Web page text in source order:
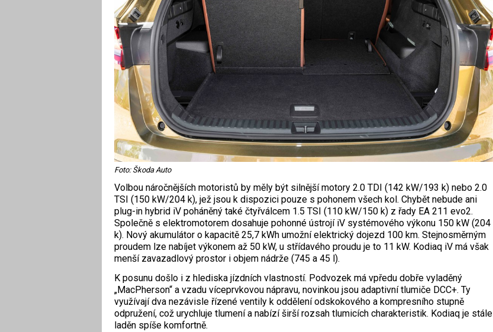
Foto: Škoda Auto
Volbou náročnějších motoristů by měly být silnější motory 2.0 TDI (142 kW/193 k) nebo 2.0
TSI (150 kW/204 k), jež jsou k dispozici pouze s pohonem všech kol. Chybět nebude ani
plug-in hybrid iV poháněný také čtyřválcem 1.5 TSI (110 kW/150 k) z řady EA 211 evo2.
Společně s elektromotorem dosahuje pohonné ústrojí iV systémového výkonu 150 kW (204
k). Nový akumulátor o kapacitě 25,7 kWh umožní elektrický dojezd 100 km. Stejnosměrným
proudem lze nabíjet výkonem až 50 kW, u střídavého proudu je to 11 kW. Kodiaq iV má však
menší zavazadlový prostor i objem nádrže (745 a 45 l).
K posunu došlo i z hlediska jízdních vlastností. Podvozek má vpředu dobře vyladěný
„MacPherson“ a vzadu víceprvkovou nápravu, novinkou jsou adaptivní tlumiče DCC+. Ty
využívají dva nezávisle řízené ventily k oddělení odskokového a kompresního stupně
odpružení, což urychluje tlumení a nabízí širší rozsah tlumicích charakteristik. Kodiaq je stále
laděn spíše komfortně.